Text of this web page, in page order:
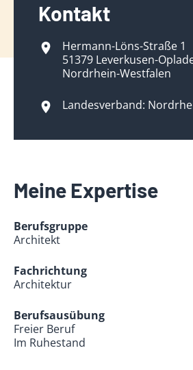
Kontakt
Hermann-Löns-Straße 1
51379 Leverkusen-
Nordrhein-Westfalen
Landesverband:
Meine Expertise
Berufsgruppe
Architekt
Fachrichtung
Architektur
Berufsausübung
Freier Beruf
Im Ruhestand